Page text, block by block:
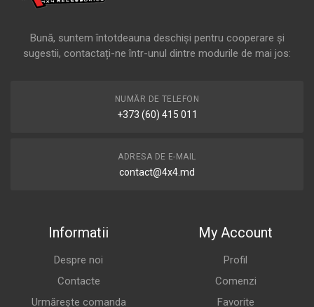
Bună, suntem întotdeauna deschiși pentru cooperare și
sugestii, contactați-ne într-unul dintre modurile de mai jos:
NUMĂR DE TELEFON
+373 (60) 415 011
ADRESA DE E-MAIL
contact@4x4.md
Informatii
Despre noi
Contacte
Urmărește comanda
My Account
Profil
Comenzi
Favorite